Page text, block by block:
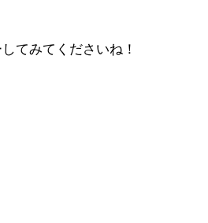
てみてくださいね！